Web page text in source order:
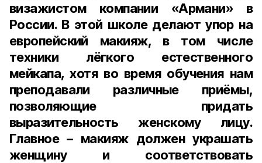
визажистом компании «Армани» в
России. В этой школе делают упор на
европейский макияж, в том числе
техники лёгкого естественного
мейкапа, хотя во время обучения нам
преподавали различные приёмы,
позволяющие придать
выразительность женскому лицу.
Главное – макияж должен украшать
женщину и соответствовать